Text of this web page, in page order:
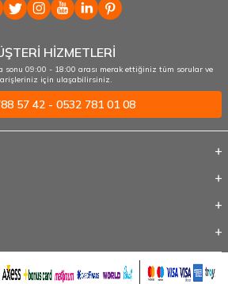
HİZMETLERİ
09:00 - 18:00 arası merak ettiğiniz tüm sorular ve
için ulaşabilirsiniz.
57 42 - 0532 781 01 08